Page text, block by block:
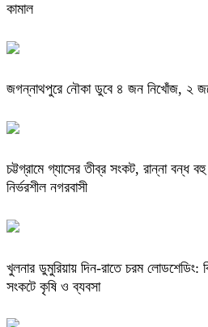
কামাল
জগন্নাথপুরে নৌকা ডুবে ৪ জন নিখোঁজ, ২
চট্টগ্রামে গ্যাসের তীব্র সংকট, রান্না বন্ধ
নির্ভরশীল নগরবাসী
খুলনার ডুমুরিয়ায় দিন-রাতে চরম লোডশেডিং:
সংকটে কৃষি ও ব্যবসা